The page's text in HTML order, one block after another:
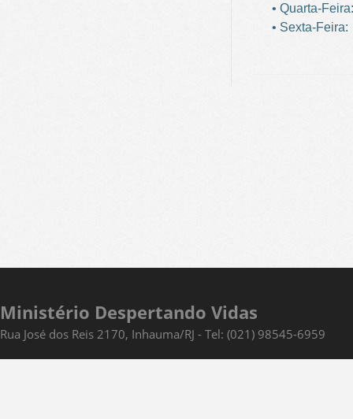
• Quarta-
• Sexta-
Ministério Despertando Vidas
Rua José dos Reis 2170, Inhauma/RJ - Tel: (021) 98545-6959